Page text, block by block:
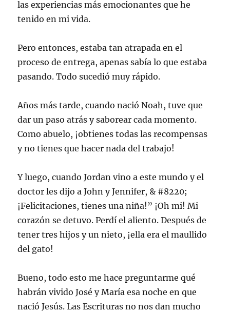
las experiencias más emocionantes que he
tenido en mi vida.
Pero entonces, estaba tan atrapada en el
proceso de entrega, apenas sabía lo que estaba
pasando. Todo sucedió muy rápido.
Años más tarde, cuando nació Noah, tuve que
dar un paso atrás y saborear cada momento.
Como abuelo, ¡obtienes todas las recompensas
y no tienes que hacer nada del trabajo!
Y luego, cuando Jordan vino a este mundo y el
doctor les dijo a John y Jennifer, & #8220;
¡Felicitaciones, tienes una niña!” ¡Oh mi! Mi
corazón se detuvo. Perdí el aliento. Después de
tener tres hijos y un nieto, ¡ella era el maullido
del gato!
Bueno, todo esto me hace preguntarme qué
habrán vivido José y María esa noche en que
nació Jesús. Las Escrituras no nos dan mucho